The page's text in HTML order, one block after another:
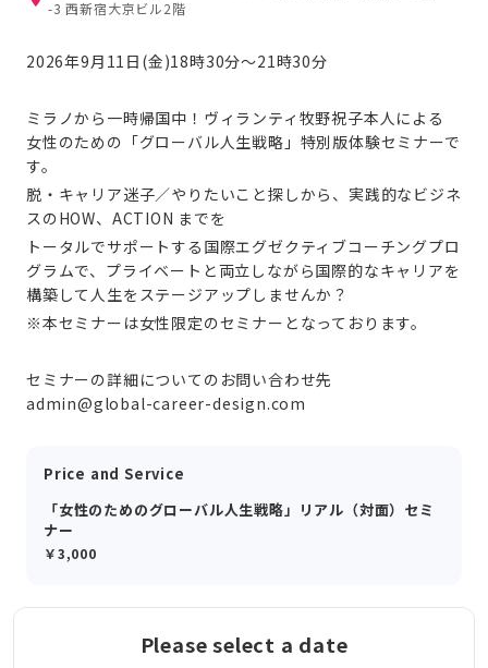
-3 西新宿大京ビル2階
2026年9月11日(金)18時30分〜21時30分
ミラノから一時帰国中！ヴィランティ牧野祝子本人による
女性のための「グローバル人生戦略」特別版体験セミナーで
す。
脱・キャリア迷子／やりたいこと探しから、実践的なビジネ
スのHOW、ACTION までを
トータルでサポートする国際エグゼクティブコーチングプロ
グラムで、プライベートと両立しながら国際的なキャリアを
構築して人生をステージアップしませんか？
※本セミナーは女性限定のセミナーとなっております。
セミナーの詳細についてのお問い合わせ先
admin@global-career-design.com
Price and Service
「女性のためのグローバル人生戦略」リアル（対面）セミ
ナー
￥3,000
Please select a date